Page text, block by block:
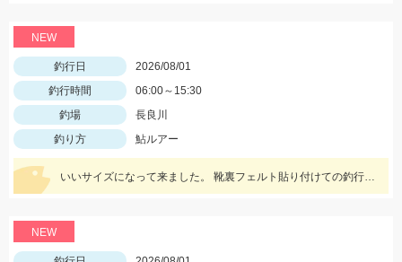
NEW
釣行日
2026/08/01
釣行時間
06:00～15:30
釣場
長良川
釣り方
鮎ルアー
いいサイズになって来ました。 靴裏フェルト貼り付けての釣行。 安心！店長〜アドバイスありがとうございました！
NEW